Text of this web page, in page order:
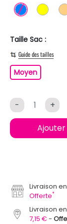
BLEU
Taille Sac :
Guide des tailles
MoyenMoyen
- +
Livraison
Offerte*
Livraison
7,15 €